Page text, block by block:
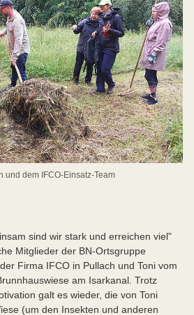
und dem IFCO-Einsatz-Team
sind wir stark und erreichen viel"
Mitglieder der BN-Ortsgruppe
Firma IFCO in Pullach und Toni vom
am Isarkanal. Trotz
galt es wieder, die von Toni
(um den Insekten und anderen